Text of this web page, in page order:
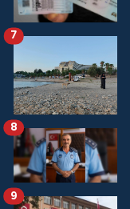
7
8
9